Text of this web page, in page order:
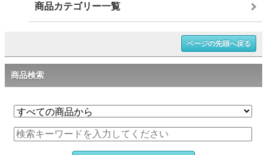
商品カテゴリー一覧
ページの先頭へ戻る
商品検索